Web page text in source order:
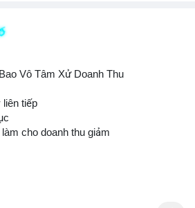
giá. Nếu số BTC này được gửi lên
tiềm năng sẽ gia tăng. Ngược lại, nếu
hướng tăng.
dòng tiền tiếp theo từ địa chỉ này.
lên sàn, cần thận trọng với nhịp điều
Vô Tâm Xử Doanh Thu
liên tiếp
cho doanh thu giảm